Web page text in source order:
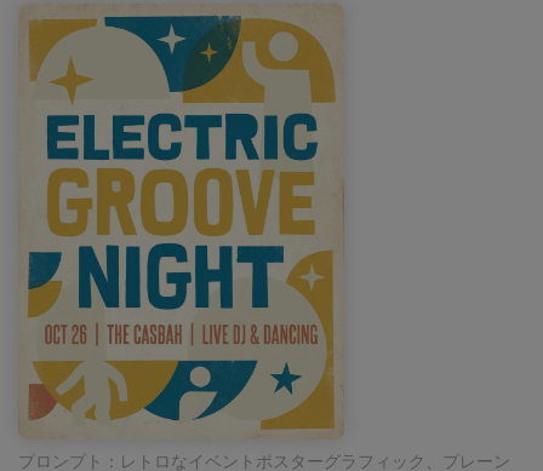
プロンプト：レトロなイベントポスターグラフィック、プレーン